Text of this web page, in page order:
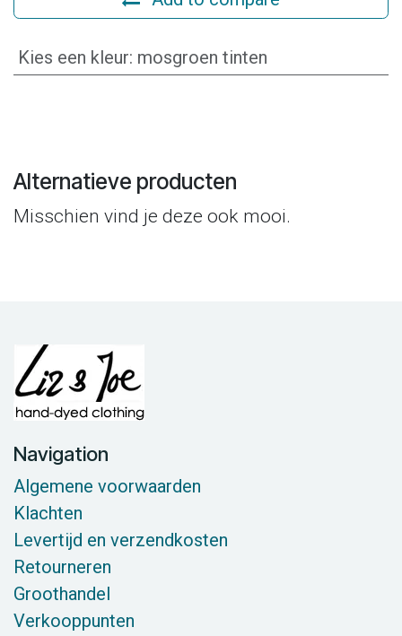
Kies een kleur: mosgroen tinten
Alternatieve producten
Misschien vind je deze ook mooi.
Navigation
Algemene voorwaarden
Klachten
Levertijd en verzendkosten
Retourneren
Groothandel
Verkooppunten